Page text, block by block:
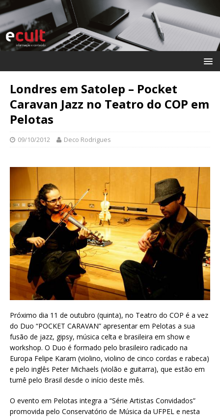
Londres em Satolep – Pocket
Caravan Jazz no Teatro do COP em
Pelotas
09/10/2012 Deco Rodrigues
Próximo dia 11 de outubro (quinta), no Teatro do COP é a vez
do Duo “POCKET CARAVAN” apresentar em Pelotas a sua
fusão de jazz, gipsy, música celta e brasileira em show e
workshop. O Duo é formado pelo brasileiro radicado na
Europa Felipe Karam (violino, violino de cinco cordas e rabeca)
e pelo inglês Peter Michaels (violão e guitarra), que estão em
turnê pelo Brasil desde o início deste mês.
O evento em Pelotas integra a “Série Artistas Convidados”
promovida pelo Conservatório de Música da UFPEL e nesta